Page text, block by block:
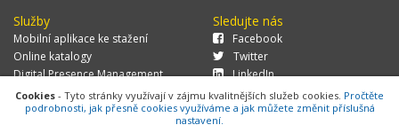
Služby
Mobilní aplikace ke stažení
Online katalogy
Digital Presence Management
Více zákazníků
Sledujte nás
Facebook
Twitter
LinkedIn
Cookies - Tyto stránky využívají v zájmu kvalitnějších služeb cookies. Pročtěte
podrobnosti, jak přesně cookies využíváme a jak můžete změnit příslušná
nastavení.